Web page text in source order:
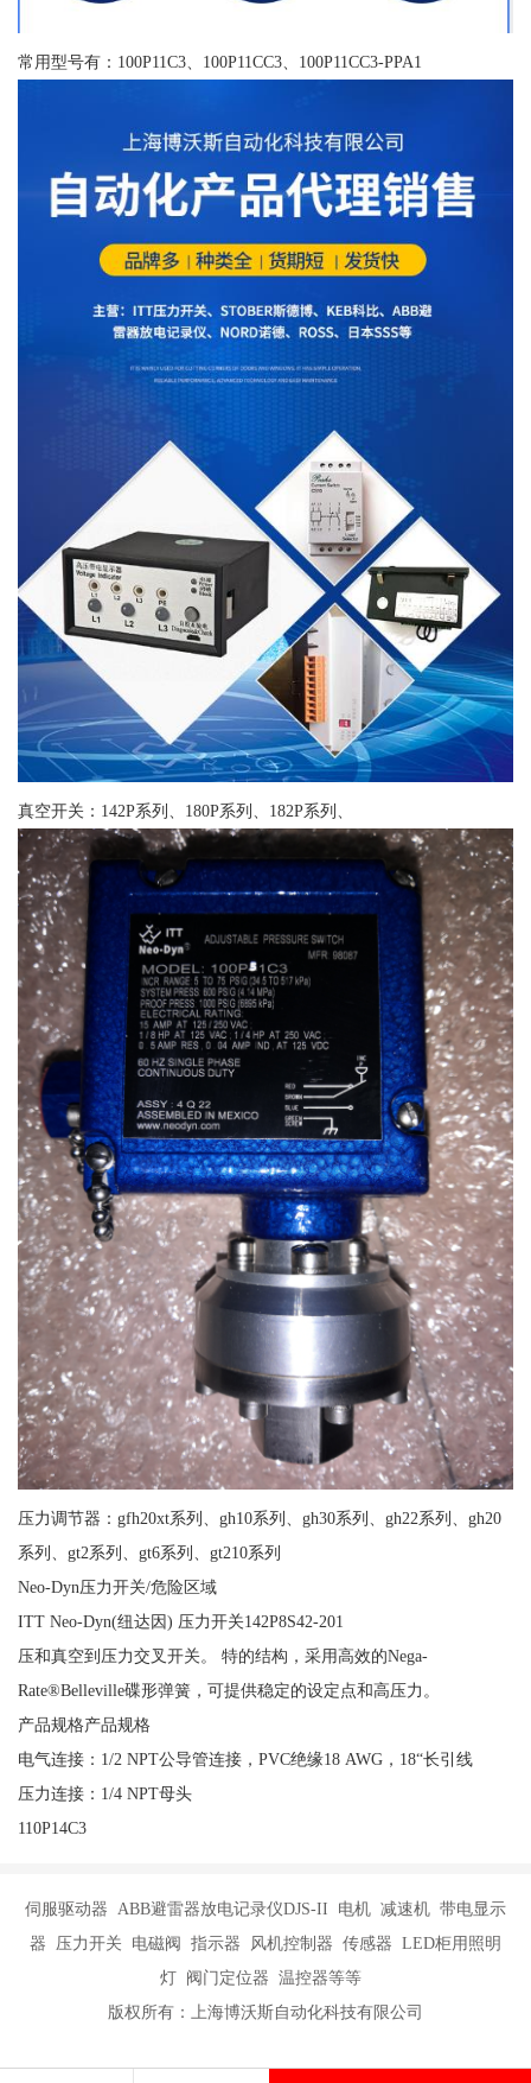
常用型号有：100P11C3、100P11CC3、100P11CC3-PPA1
真空开关：142P系列、180P系列、182P系列、
压力调节器：gfh20xt系列、gh10系列、gh30系列、gh22系列、gh20
系列、gt2系列、gt6系列、gt210系列
Neo-Dyn压力开关/危险区域
ITT Neo-Dyn(纽达因) 压力开关142P8S42-201
压和真空到压力交叉开关。 特的结构，采用高效的Nega-
Rate®Belleville碟形弹簧，可提供稳定的设定点和高压力。
产品规格产品规格
电气连接：1/2 NPT公导管连接，PVC绝缘18 AWG，18“长引线
压力连接：1/4 NPT母头
110P14C3
伺服驱动器 ABB避雷器放电记录仪DJS-II 电机 减速机 带电显示
器 压力开关 电磁阀 指示器 风机控制器 传感器 LED柜用照明
灯 阀门定位器 温控器等等
版权所有：上海博沃斯自动化科技有限公司